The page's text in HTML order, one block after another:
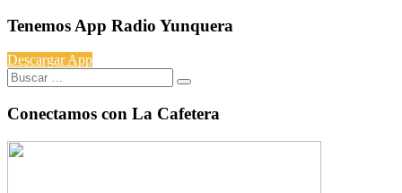
Tenemos App Radio Yunquera
Descargar App
Buscar:
Conectamos con La Cafetera